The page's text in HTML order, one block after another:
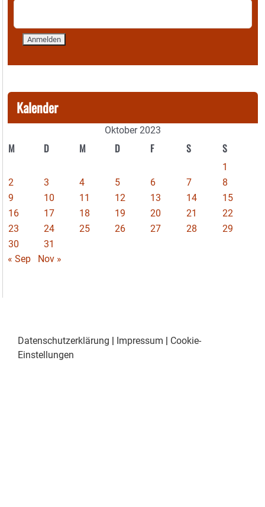
Kalender
Oktober 2023
M D M D F S S
1
2
3 4 5 6 7
8
9
10 11 12 13 14
15
16
17 18 19 20 21
22
23
24 25 26 27 28
29
30
31
« Sep
Nov »
Datenschutzerklärung | Impressum | Cookie-
Einstellungen